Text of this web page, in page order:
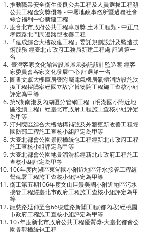
推動職業安全衛生優良公共工程及人員選拔工程類
公共工程金安獎優等 - 中壢地政事務所暨過嶺社會
綜合福利中心新建工程
度台北市政府公共工程卓越獎 土木工程類 - 中正忠
孝西路北門周邊路型改善工程
「建成綜合大樓改建工程」委託規劃設計及監造技
術服務 經臺北市政府工務局新建工程處 評選第一
名
臺灣客家文化館常設展展示委託設計監造案 經客
家委員會客家文化發展中心 評選第一名
圖書文獻大樓庫房暨附屬電氣機房氣體消防設施汰
換工程採購案經國立故宮博物院工程施工查核小組
評定為甲等
第5期南港及內湖區分管網工程（明湖國小附近地
區後續工程）經臺北市政府工程施工查核小組評定
為甲等
汀州院區綜合大樓結構補強及外牆更新改善工程經
國防部工程施工查核小組評定為甲等
大臺北都會公園景觀橋統包工程經新北市政府工程
施工查核小組評定為甲等
大臺北都會公園地景溜滑梯經新北市政府工程施工
查核小組評定為甲等
106年度內湖區東湖國小附近地區汙水接管工程經
營建署工程施工查核小組評定為甲等
衛工第五期106年度文山區景美國小附近地區污水
接管工程經臺北市政府工程施工查核小組評定為甲
等
龍慈路延伸至台66線道路新闢工程(都內段)經桃園
市政府工程施工查核小組評定為甲等
107年度新北市政府公共工程優質獎-大臺北都會公
園景觀橋統包工程